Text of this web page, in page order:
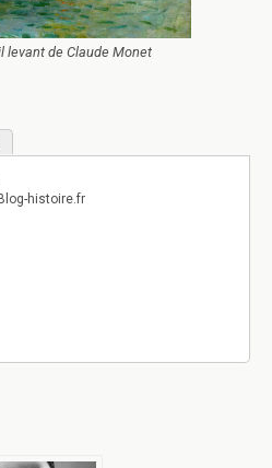
levant de Claude Monet
histoire.fr